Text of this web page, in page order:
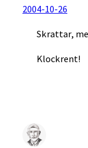
2004-10-26
Skrattar,
Klockrent!